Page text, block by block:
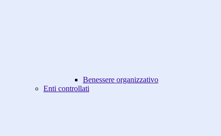
Benessere organizzativo
Enti controllati